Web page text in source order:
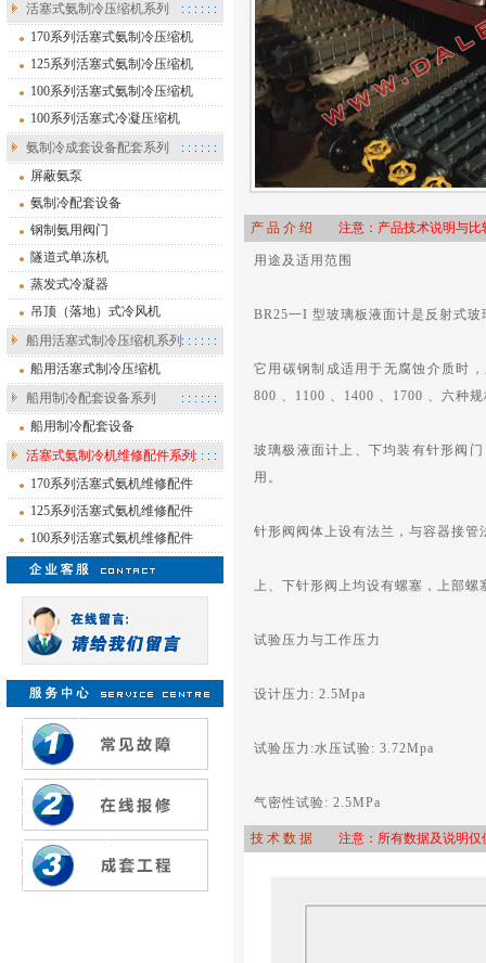
活塞式氨制冷压缩机系列
170系列活塞式氨制冷压缩机
125系列活塞式氨制冷压缩机
100系列活塞式氨制冷压缩机
100系列活塞式冷凝压缩机
氨制冷成套设备配套系列
屏蔽氨泵
氨制冷配套设备
钢制氨用阀门
隧道式单冻机
蒸发式冷凝器
吊顶（落地）式冷风机
船用活塞式制冷压缩机系列
船用活塞式制冷压缩机
船用制冷配套设备系列
船用制冷配套设备
活塞式氨制冷机维修配件系列
170系列活塞式氨机维修配件
125系列活塞式氨机维修配件
100系列活塞式氨机维修配件
产 品 介 绍 注意：产品技术说明与比较
用途及适用范围
BR25一I 型玻璃板液面计是反射式
它用碳钢制成适用于无腐蚀介质时
800 、1100 、1400 、1700 、六种
玻璃极液面计上、下均装有针形阀
用。
针形阀阀体上设有法兰，与容器接
上、下针形阀上均设有螺塞，上部
试验压力与工作压力
设计压力: 2.5Mpa
试验压力:水压试验: 3.72Mpa
气密性试验: 2.5MPa
技 术 数 据注意：所有数据及说明仅供